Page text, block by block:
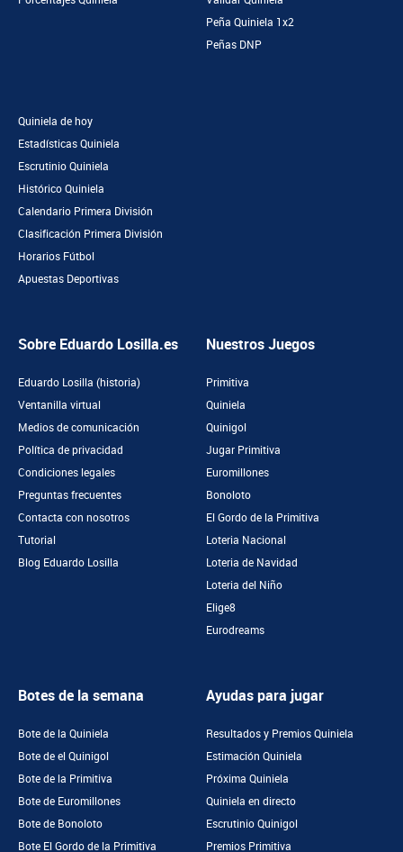
Peña Quiniela 1x2
Peñas DNP
Quiniela de hoy
Estadísticas Quiniela
Escrutinio Quiniela
Histórico Quiniela
Calendario Primera División
Clasificación Primera División
Horarios Fútbol
Apuestas Deportivas
Sobre Eduardo Losilla.es
Eduardo Losilla (historia)
Ventanilla virtual
Medios de comunicación
Política de privacidad
Condiciones legales
Preguntas frecuentes
Contacta con nosotros
Tutorial
Blog Eduardo Losilla
Nuestros Juegos
Primitiva
Quiniela
Quinigol
Jugar Primitiva
Euromillones
Bonoloto
El Gordo de la Primitiva
Loteria Nacional
Loteria de Navidad
Loteria del Niño
Elige8
Eurodreams
Botes de la semana
Bote de la Quiniela
Bote de el Quinigol
Bote de la Primitiva
Bote de Euromillones
Bote de Bonoloto
Bote El Gordo de la Primitiva
Ayudas para jugar
Resultados y Premios Quiniela
Estimación Quiniela
Próxima Quiniela
Quiniela en directo
Escrutinio Quinigol
Premios Primitiva